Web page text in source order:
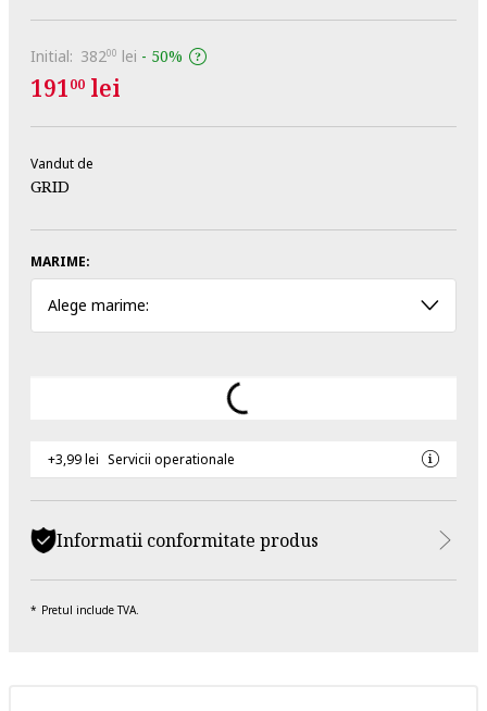
Initial: 38200 lei - 50%
19100 lei
Vandut de
GRID
MARIME:
Alege marime:
+3,99 lei Servicii operationale
Informatii conformitate produs
Pretul include TVA.